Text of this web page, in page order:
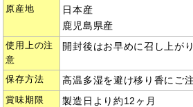
原産地
日本産
鹿児島県産
使用上の注
意
開封後はお早めに召し上が
保存方法 高温多湿を避け移り香にご
賞味期限 製造日より約12ヶ月